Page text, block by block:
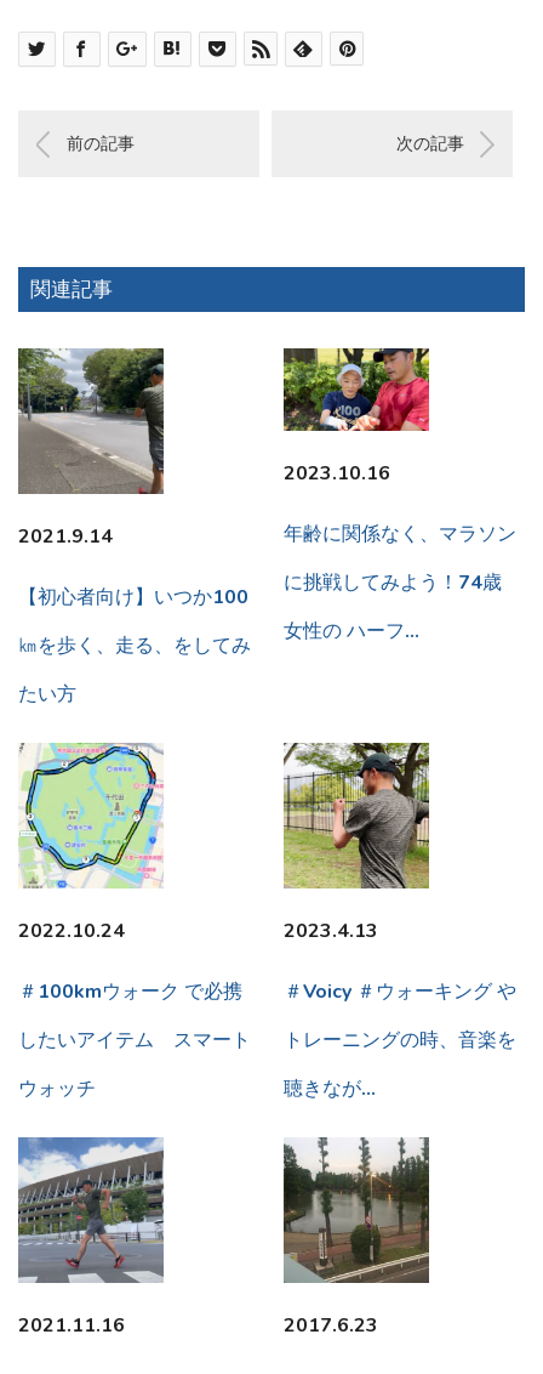
前の記事 次の記事
関連記事
2021.9.14
【初心者向け】いつか100
㎞を歩く、走る、をしてみ
たい方
2023.10.16
年齢に関係なく、マラソン
に挑戦してみよう！74歳
女性の ハーフ…
2022.10.24
＃100kmウォーク で必携
したいアイテム スマート
ウォッチ
2023.4.13
＃Voicy ＃ウォーキング や
トレーニングの時、音楽を
聴きなが…
2021.11.16 2017.6.23